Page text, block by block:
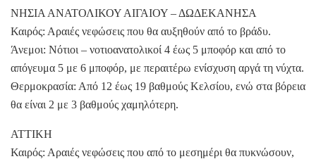
ΝΗΣΙΑ ΑΝΑΤΟΛΙΚΟΥ ΑΙΓΑΙΟΥ – ΔΩΔΕΚΑΝΗΣΑ
Καιρός: Αραιές νεφώσεις που θα αυξηθούν από το βράδυ.
Άνεμοι: Νότιοι – νοτιοανατολικοί 4 έως 5 μποφόρ και από το
απόγευμα 5 με 6 μποφόρ, με περαιτέρω ενίσχυση αργά τη νύχτα.
Θερμοκρασία: Από 12 έως 19 βαθμούς Κελσίου, ενώ στα βόρεια
θα είναι 2 με 3 βαθμούς χαμηλότερη.
ΑΤΤΙΚΗ
Καιρός: Αραιές νεφώσεις που από το μεσημέρι θα πυκνώσουν,